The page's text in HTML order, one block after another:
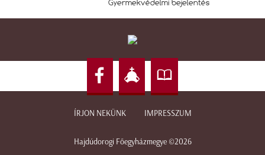
Gyermekvédelmi bejelentés
ÍRJON NEKÜNK IMPRESSZUM
Hajdúdorogi Főegyházmegye ©2026